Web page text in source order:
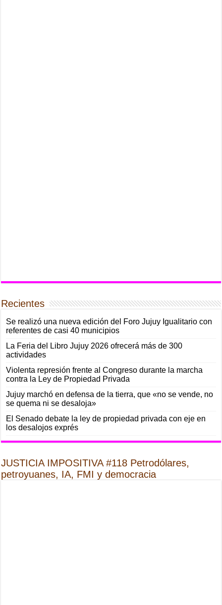
Recientes
Se realizó una nueva edición del Foro Jujuy Igualitario con
referentes de casi 40 municipios
La Feria del Libro Jujuy 2026 ofrecerá más de 300
actividades
Violenta represión frente al Congreso durante la marcha
contra la Ley de Propiedad Privada
Jujuy marchó en defensa de la tierra, que «no se vende, no
se quema ni se desaloja»
El Senado debate la ley de propiedad privada con eje en
los desalojos exprés
JUSTICIA IMPOSITIVA #118 Petrodólares,
petroyuanes, IA, FMI y democracia